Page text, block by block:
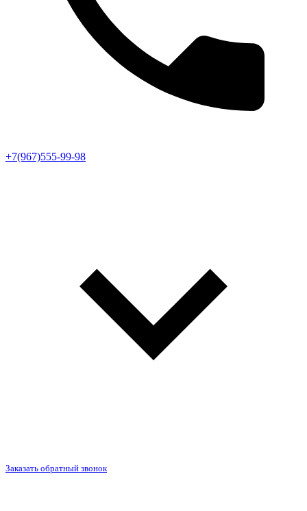
+7(967)555-99-98
Заказать обратный звонок